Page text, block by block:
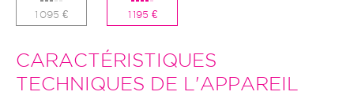
1 095 € 1 195 €
CARACTÉRISTIQUES
TECHNIQUES DE L'APPAREIL